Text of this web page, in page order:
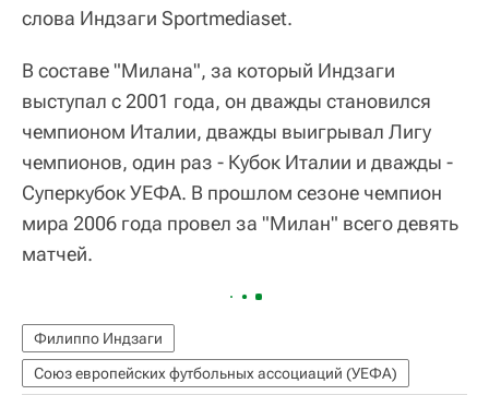
слова Индзаги Sportmediaset.
В составе "Милана", за который Индзаги
выступал с 2001 года, он дважды становился
чемпионом Италии, дважды выигрывал Лигу
чемпионов, один раз - Кубок Италии и дважды -
Суперкубок УЕФА. В прошлом сезоне чемпион
мира 2006 года провел за "Милан" всего девять
матчей.
Филиппо Индзаги
Союз европейских футбольных ассоциаций (УЕФА)